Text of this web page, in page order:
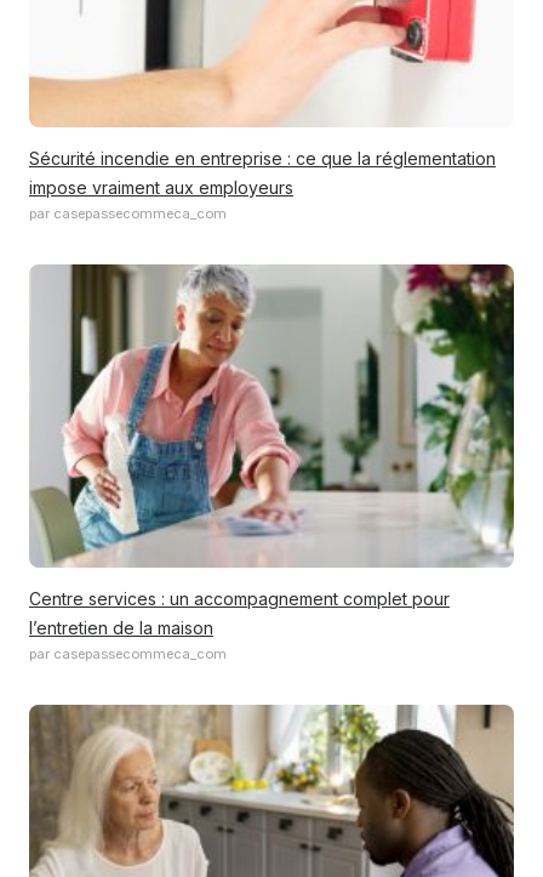
Sécurité incendie en entreprise : ce que la réglementation
impose vraiment aux employeurs
par casepassecommeca_com
Centre services : un accompagnement complet pour
l’entretien de la maison
par casepassecommeca_com